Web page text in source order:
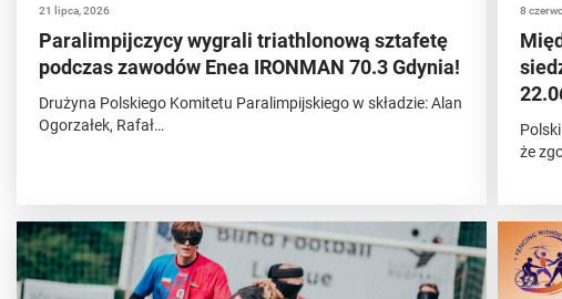
21 lipca, 2026
Paralimpijczycy wygrali triathlonową sztafetę
podczas zawodów Enea IRONMAN 70.3 Gdynia!
Drużyna Polskiego Komitetu Paralimpijskiego w składzie: Alan
Ogorzałek, Rafał…
8
że